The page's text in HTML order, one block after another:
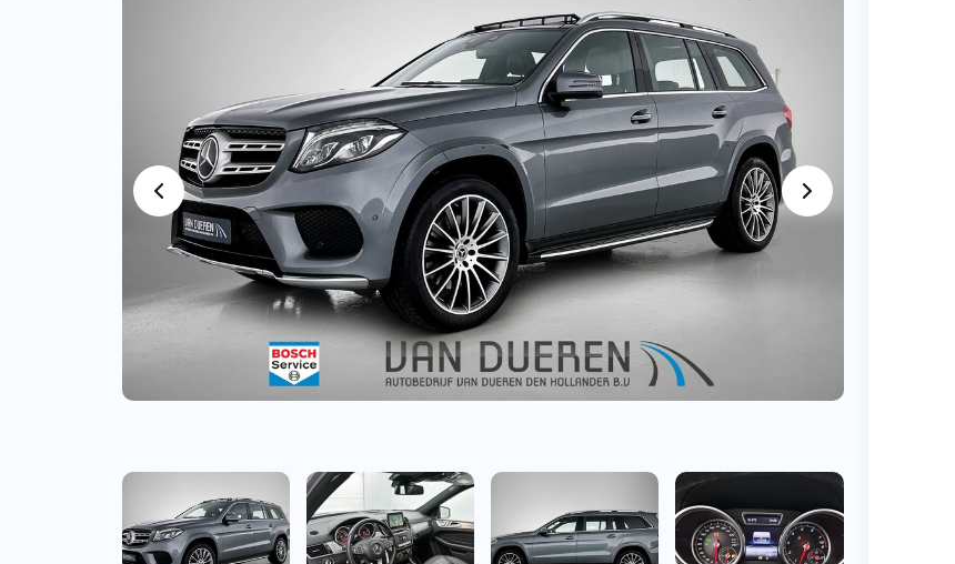
Bekijk alle gezinsauto’s
Hele aanbod
Bekijk alle stadsauto’s
EV’s/Hybrides
Bekijk alle electrische auto’s
Bedrijfswagens
Bekijk alle bedrijfswagens
Budgetwagens
Bekijk alle budgetwagens
(4500+ auto's)
Volvo
(1000+ auto's)
Audi
(2000+ auto's)
BMW
(2000+ auto's)
Maandbedrag berekenen
Offerte vergelijken
Wij geven jou een betere deal
Zakelijk
Vragen over zakelijk
Particulier
Vragen over particulier
Jouw aanvraag
Vragen over jouw aanvraag
Leasevormen